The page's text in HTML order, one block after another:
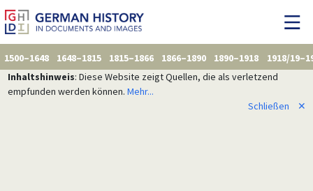
1500–1648 1648–1815 1815–1866 1866–1890 1890–1918
1918/
Inhaltshinweis: Diese Website zeigt Quellen, die als verletzend
empfunden werden können. Mehr...
Schließen
✕